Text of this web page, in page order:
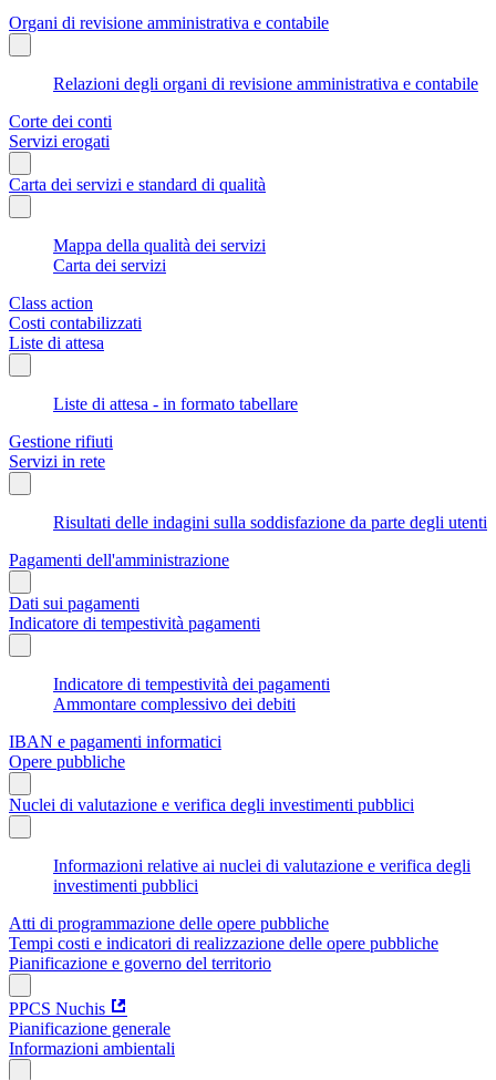
Organi di revisione amministrativa e contabile
Relazioni degli organi di revisione amministrativa e contabile
Corte dei conti
Servizi erogati
Carta dei servizi e standard di qualità
Mappa della qualità dei servizi
Carta dei servizi
Class action
Costi contabilizzati
Liste di attesa
Liste di attesa - in formato tabellare
Gestione rifiuti
Servizi in rete
Risultati delle indagini sulla soddisfazione da parte degli utenti
Pagamenti dell'amministrazione
Dati sui pagamenti
Indicatore di tempestività pagamenti
Indicatore di tempestività dei pagamenti
Ammontare complessivo dei debiti
IBAN e pagamenti informatici
Opere pubbliche
Nuclei di valutazione e verifica degli investimenti pubblici
Informazioni relative ai nuclei di valutazione e verifica degli
investimenti pubblici
Atti di programmazione delle opere pubbliche
Tempi costi e indicatori di realizzazione delle opere pubbliche
Pianificazione e governo del territorio
PPCS Nuchis
Pianificazione generale
Informazioni ambientali